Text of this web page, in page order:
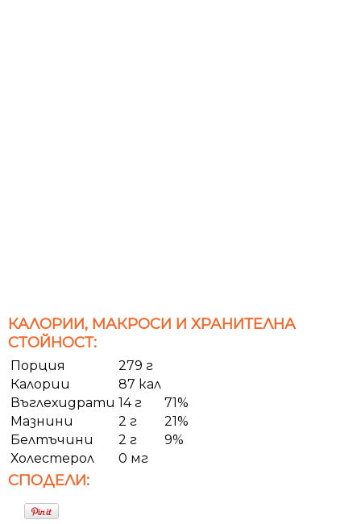
КАЛОРИИ, МАКРОСИ И ХРАНИТЕЛНА
СТОЙНОСТ:
Порция
279 г
Калории
87 кал
Въглехидрати 14 г
71%
Мазнини
2 г
21%
Белтъчини
2 г
9%
Холестерол
0 мг
СПОДЕЛИ: